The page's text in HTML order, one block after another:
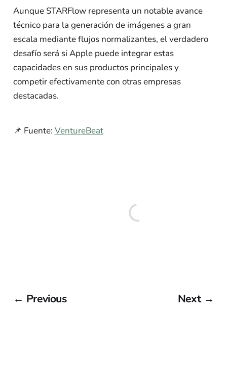
Aunque STARFlow representa un notable avance
técnico para la generación de imágenes a gran
escala mediante flujos normalizantes, el verdadero
desafío será si Apple puede integrar estas
capacidades en sus productos principales y
competir efectivamente con otras empresas
destacadas.
📌 Fuente: VentureBeat
← Previous Next →